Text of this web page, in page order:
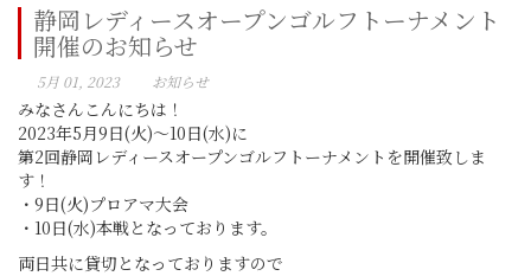
静岡レディースオープンゴルフトーナメント
開催のお知らせ
5月 01, 2023 お知らせ
みなさんこんにちは！
2023年5月9日(火)～10日(水)に
第2回静岡レディースオープンゴルフトーナメントを開催致しま
す！
・9日(火)プロアマ大会
・10日(水)本戦となっております。
両日共に貸切となっておりますので